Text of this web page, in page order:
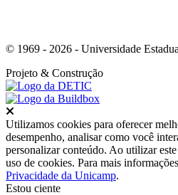
© 1969 - 2026 - Universidade
Projeto & Construção
Utilizamos cookies para oferecer
desempenho, analisar como você
personalizar conteúdo. Ao utilizar
uso de cookies. Para mais
Privacidade da Unicamp.
Estou ciente